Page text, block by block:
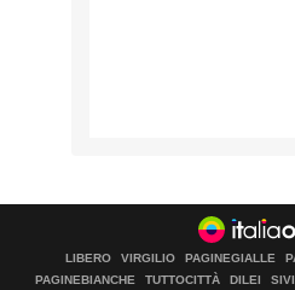
LIBERO VIRGILIO PAGINEGIALLE
PAGINEBIANCHE
TUTTOCITTÀ DILEI